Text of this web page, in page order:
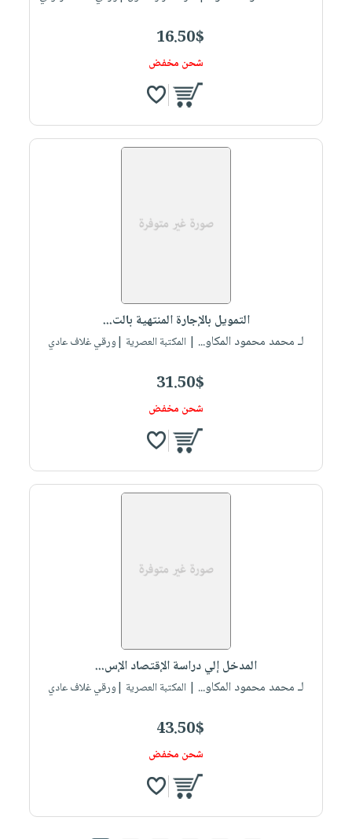
16.50$
شحن مخفض
التمويل بالإجارة المنتهية بالت...
لـ محمد محمود المكاو... | المكتبة العصرية |ورقي غلاف عادي
31.50$
شحن مخفض
المدخل إلي دراسة الإقتصاد الإس...
لـ محمد محمود المكاو... | المكتبة العصرية |ورقي غلاف عادي
43.50$
شحن مخفض